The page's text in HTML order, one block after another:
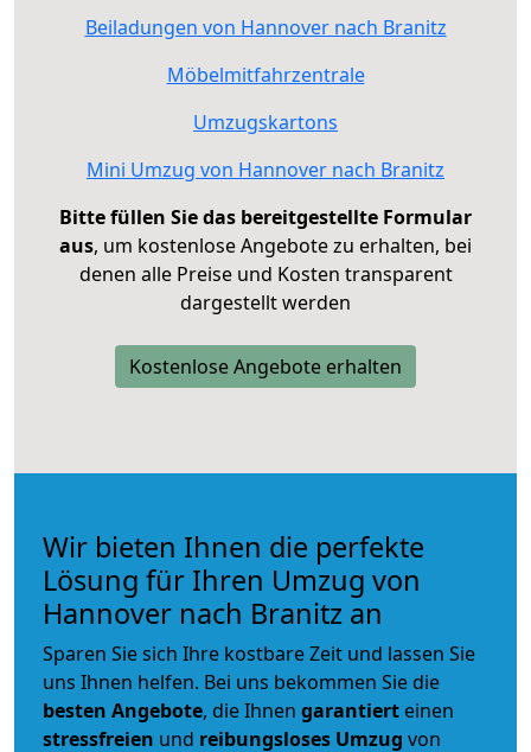
Beiladungen von Hannover nach Branitz
Möbelmitfahrzentrale
Umzugskartons
Mini Umzug von Hannover nach Branitz
Bitte füllen Sie das bereitgestellte Formular
aus, um kostenlose Angebote zu erhalten, bei
denen alle Preise und Kosten transparent
dargestellt werden
Kostenlose Angebote erhalten
Wir bieten Ihnen die perfekte
Lösung für Ihren Umzug von
Hannover nach Branitz an
Sparen Sie sich Ihre kostbare Zeit und lassen Sie
uns Ihnen helfen. Bei uns bekommen Sie die
besten Angebote, die Ihnen garantiert einen
stressfreien und reibungsloses Umzug von